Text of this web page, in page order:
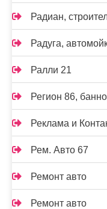
Радиан,
Радуга,
Ралли 21
Регион 86,
Реклама и
Рем. Авто 67
Ремонт авто
Ремонт авто